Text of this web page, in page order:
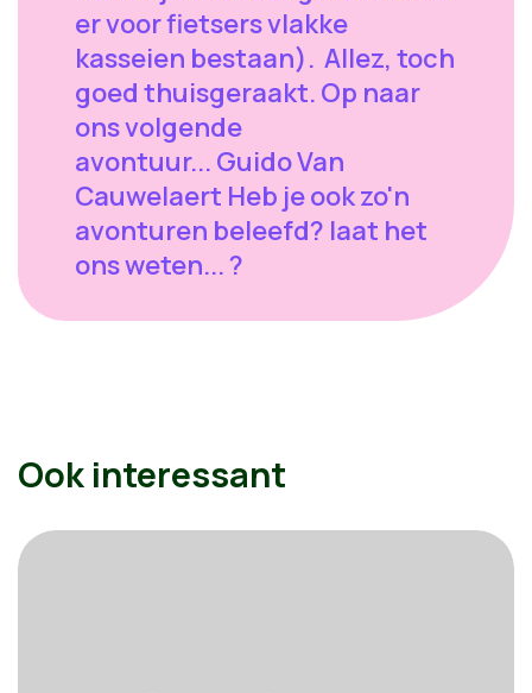
er voor fietsers vlakke
kasseien bestaan). Allez, toch
goed thuisgeraakt. Op naar
ons volgende
avontuur... Guido Van
Cauwelaert Heb je ook zo'n
avonturen beleefd? laat het
ons weten... ?
Ook interessant